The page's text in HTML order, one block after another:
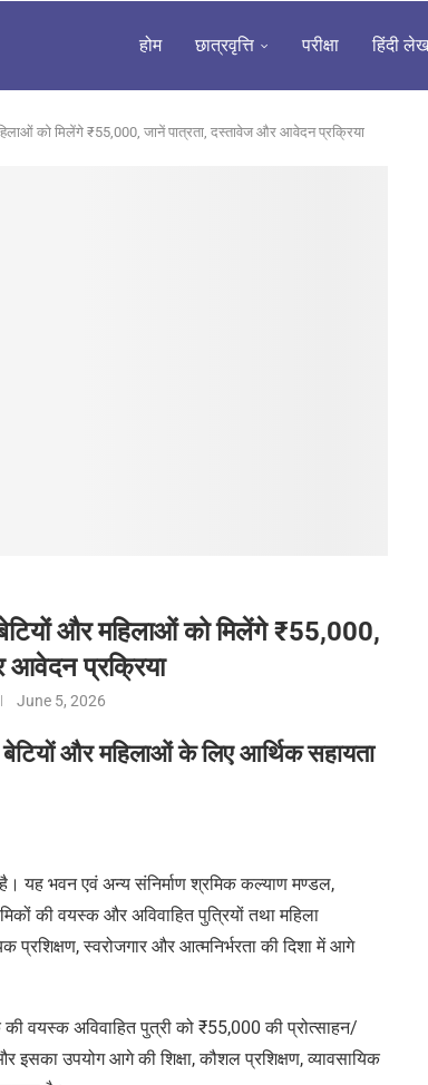
होम छात्रवृत्ति परीक्षा हिंदी लेख
को मिलेंगे ₹55,000, जानें पात्रता, दस्तावेज और आवेदन प्रक्रिया
और महिलाओं को मिलेंगे ₹55,000,
आवेदन प्रक्रिया
June 5, 2026
बेटियों और महिलाओं के लिए आर्थिक सहायता
यह भवन एवं अन्य संनिर्माण श्रमिक कल्याण मण्डल,
की वयस्क और अविवाहित पुत्रियों तथा महिला
प्रशिक्षण, स्वरोजगार और आत्मनिर्भरता की दिशा में आगे
की वयस्क अविवाहित पुत्री को ₹55,000 की प्रोत्साहन/
इसका उपयोग आगे की शिक्षा, कौशल प्रशिक्षण, व्यावसायिक